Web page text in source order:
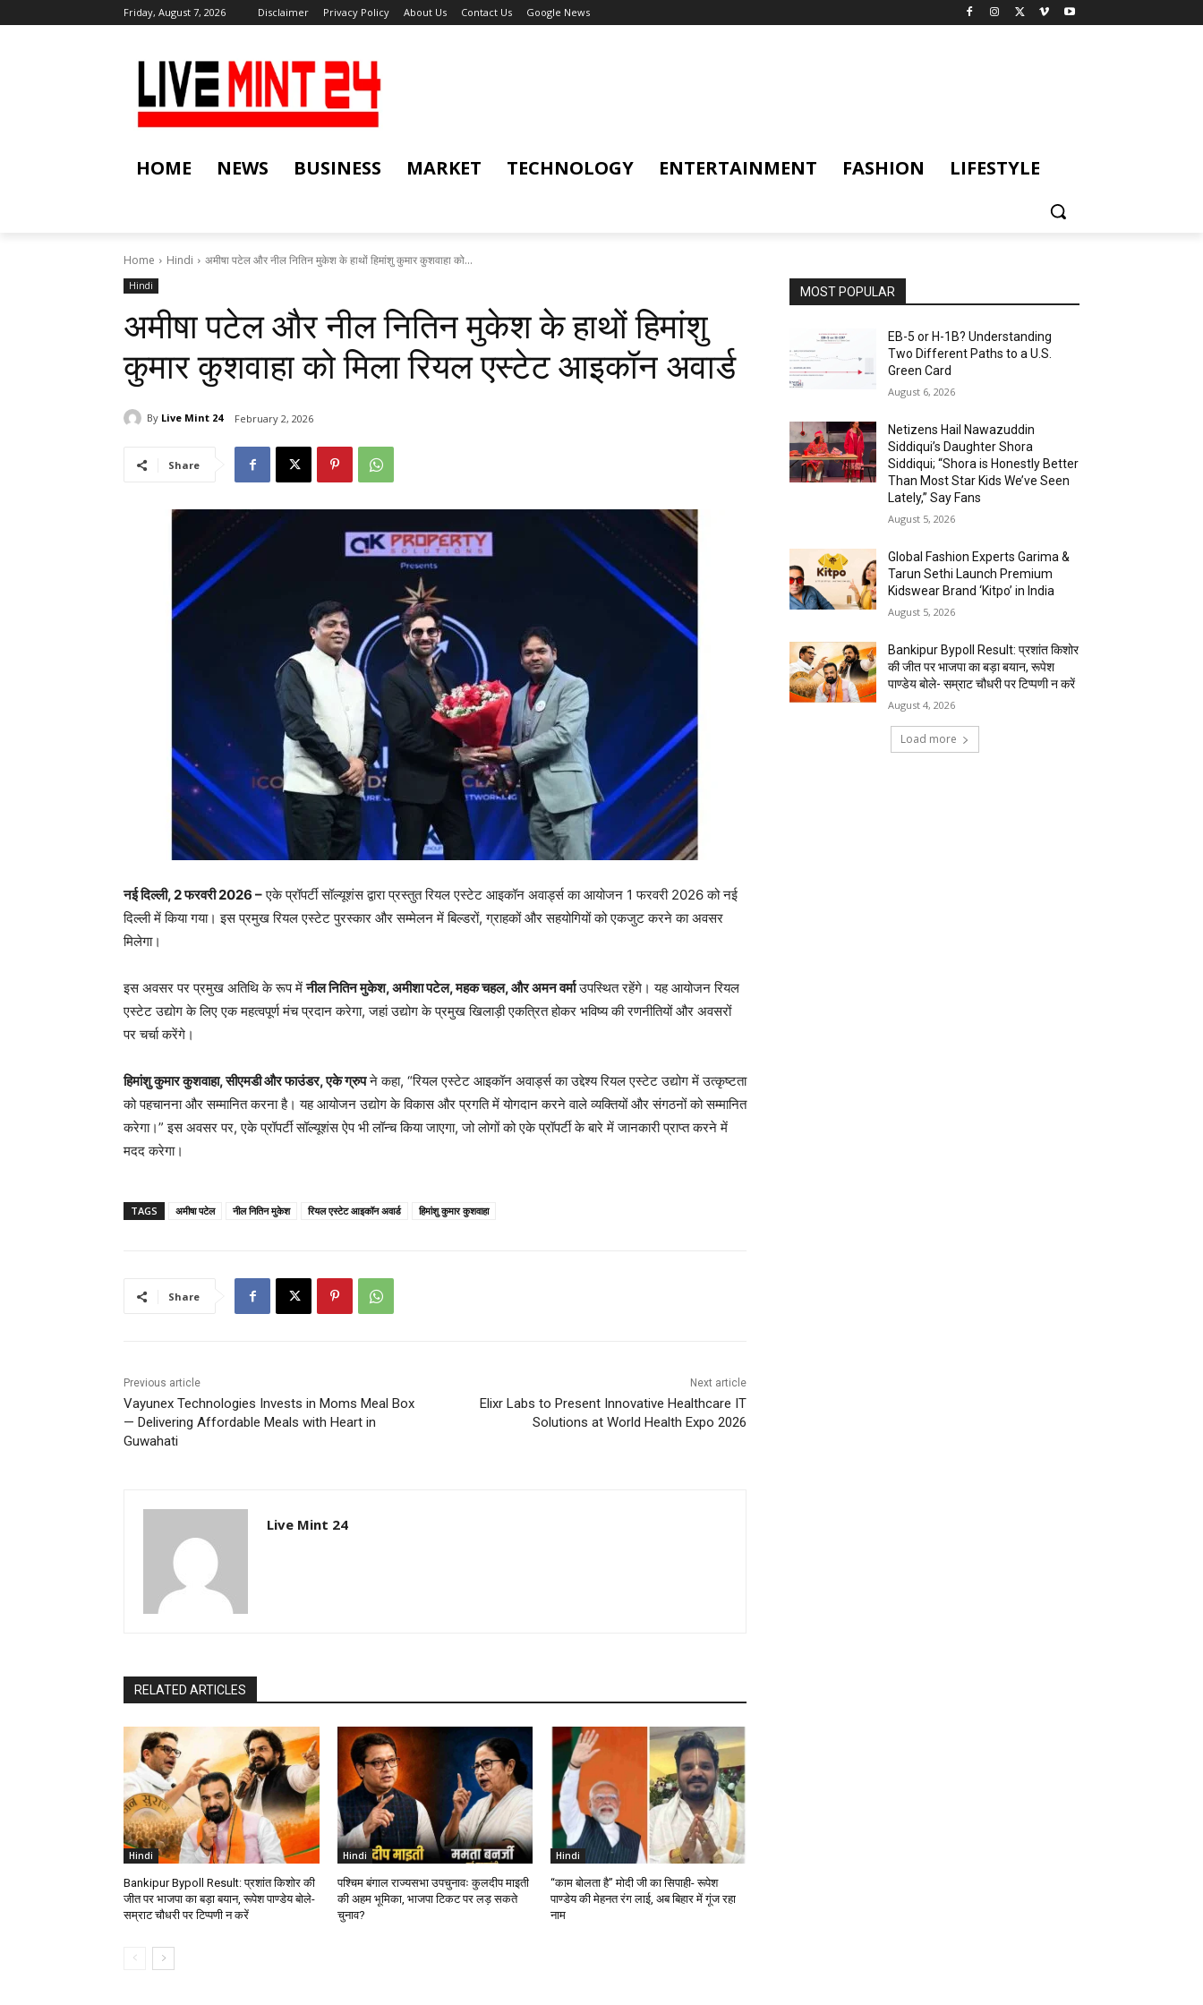
Friday, August 7, 2026 Disclaimer Privacy Policy About Us Contact Us Google News
HOME NEWS BUSINESS MARKET TECHNOLOGY ENTERTAINMENT FASHION LIFESTYLE
Home Hindi अमीषा पटेल और नील नितिन मुकेश के हाथों हिमांशु कुमार कुशवाहा को...
Hindi
अमीषा पटेल और नील नितिन मुकेश के हाथों हिमांशु
कुमार कुशवाहा को मिला रियल एस्टेट आइकॉन अवार्ड
By Live Mint 24 February 2, 2026
Share
नई दिल्ली, 2 फरवरी 2026 –एके प्रॉपर्टी सॉल्यूशंस द्वारा प्रस्तुत रियल एस्टेट आइकॉन अवार्ड्स का आयोजन 1 फरवरी 2026 को नई
दिल्ली में किया गया। इस प्रमुख रियल एस्टेट पुरस्कार और सम्मेलन में बिल्डरों, ग्राहकों और सहयोगियों को एकजुट करने का अवसर
मिलेगा।
इस अवसर पर प्रमुख अतिथि के रूप मेंनील नितिन मुकेश, अमीशा पटेल, महक चहल, और अमन वर्माउपस्थित रहेंगे। यह आयोजन रियल
एस्टेट उद्योग के लिए एक महत्वपूर्ण मंच प्रदान करेगा, जहां उद्योग के प्रमुख खिलाड़ी एकत्रित होकर भविष्य की रणनीतियों और अवसरों
पर चर्चा करेंगे।
हिमांशु कुमार कुशवाहा, सीएमडी और फाउंडर, एके ग्रुपने कहा, “रियल एस्टेट आइकॉन अवार्ड्स का उद्देश्य रियल एस्टेट उद्योग में उत्कृष्टता
को पहचानना और सम्मानित करना है। यह आयोजन उद्योग के विकास और प्रगति में योगदान करने वाले व्यक्तियों और संगठनों को सम्मानित
करेगा।” इस अवसर पर, एके प्रॉपर्टी सॉल्यूशंस ऐप भी लॉन्च किया जाएगा, जो लोगों को एके प्रॉपर्टी के बारे में जानकारी प्राप्त करने में
मदद करेगा।
TAGS अमीषा पटेल नील नितिन मुकेश रियल एस्टेट आइकॉन अवार्ड हिमांशु कुमार कुशवाहा
Share
Previous article
Vayunex Technologies Invests in Moms Meal Box
— Delivering Affordable Meals with Heart in
Guwahati
Next article
Elixr Labs to Present Innovative Healthcare IT
Solutions at World Health Expo 2026
Live Mint 24
RELATED ARTICLES
Hindi
Bankipur Bypoll Result: प्रशांत किशोर की
जीत पर भाजपा का बड़ा बयान, रूपेश पाण्डेय बोले-
सम्राट चौधरी पर टिप्पणी न करें
Hindi
पश्चिम बंगाल राज्यसभा उपचुनावः कुलदीप माइती
की अहम भूमिका, भाजपा टिकट पर लड़ सकते
चुनाव?
Hindi
“काम बोलता है” मोदी जी का सिपाही- रूपेश
पाण्डेय की मेहनत रंग लाई, अब बिहार में गूंज रहा
नाम
MOST POPULAR
EB-5 or H-1B? Understanding
Two Different Paths to a U.S.
Green Card
August 6, 2026
Netizens Hail Nawazuddin
Siddiqui’s Daughter Shora
Siddiqui; “Shora is Honestly Better
Than Most Star Kids We’ve Seen
Lately,” Say Fans
August 5, 2026
Global Fashion Experts Garima &
Tarun Sethi Launch Premium
Kidswear Brand ‘Kitpo’ in India
August 5, 2026
Bankipur Bypoll Result: प्रशांत किशोर
की जीत पर भाजपा का बड़ा बयान, रूपेश
पाण्डेय बोले- सम्राट चौधरी पर टिप्पणी न करें
August 4, 2026
Load more